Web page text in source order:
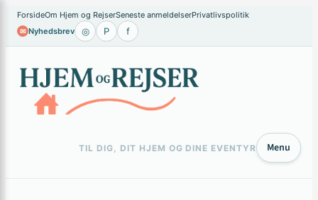
Spring
ForsideOm Hjem og RejserSeneste anmeldelserPrivatlivspolitik
✉ Nyhedsbrev ◎ P f
TIL DIG, DIT HJEM OG DINE EVENTYR Menu